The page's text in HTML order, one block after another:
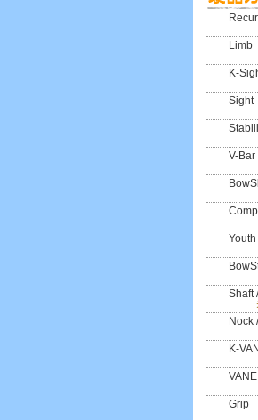
Limb
K-
Sight
V-Bar
Youth
Shaft
Nock
K-
VANE
Grip